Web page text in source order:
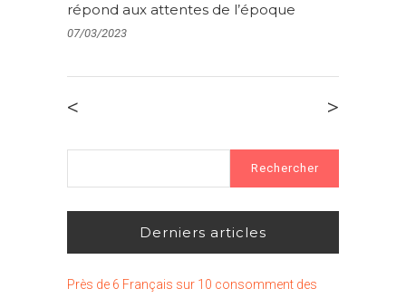
répond aux attentes de l’époque
07/03/2023
< >
Derniers articles
Près de 6 Français sur 10 consomment des